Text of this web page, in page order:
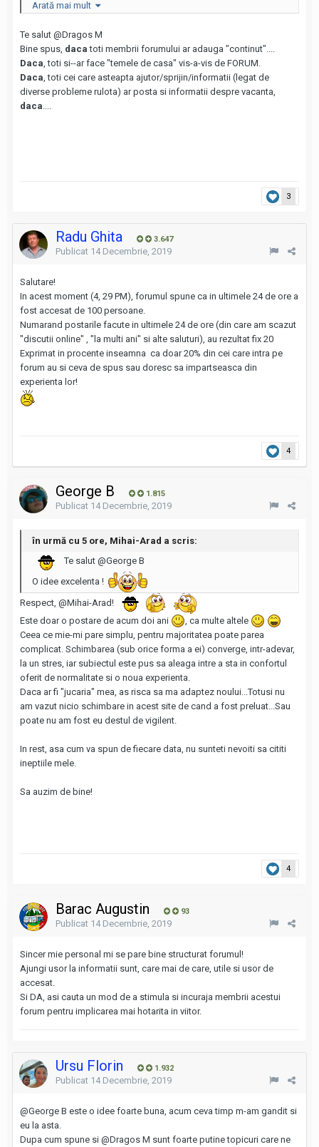
Arată mai mult
Te salut @Dragos M
Bine spus, daca toti membrii forumului ar adauga "continut"....
Daca , toti si--ar face "temele de casa" vis-a-vis de FORUM.
Daca , toti cei care asteapta ajutor/sprijin/informatii (legat de
diverse probleme rulota) ar posta si informatii despre vacanta,
daca
3
Radu Ghita 3.647
Publicat 14 Decembrie, 2019
Salutare!
In acest moment (4, 29 PM), forumul spune ca in ultimele 24 de ore a
fost accesat de 100 persoane.
Numarand postarile facute in ultimele 24 de ore (din care am scazut
"discutii online" , "la multi ani" si alte saluturi), au rezultat fix 20
Exprimat in procente inseamna ca doar 20% din cei care intra pe
forum au si ceva de spus sau doresc sa impartseasca din
experienta lor!
4
George B 1.815
Publicat 14 Decembrie, 2019
în urmă cu 5 ore, Mihai-Arad a scris:
Te salut @George B
O idee excelenta !
Respect, @Mihai-Arad!
Este doar o postare de acum doi ani
, ca multe altele
Ceea ce mie-mi pare simplu, pentru majoritatea poate parea
complicat. Schimbarea (sub orice forma a ei) converge, intr-adevar,
la un stres, iar subiectul este pus sa aleaga intre a sta in confortul
oferit de normalitate si o noua experienta.
Daca ar fi "jucaria" mea, as risca sa ma adaptez noului...Totusi nu
am vazut nicio schimbare in acest site de cand a fost preluat...Sau
poate nu am fost eu destul de vigilent.
In rest, asa cum va spun de fiecare data, nu sunteti nevoiti sa cititi
ineptiile mele.
Sa auzim de bine!
4
Barac Augustin 93
Publicat 14 Decembrie, 2019
Sincer mie personal mi se pare bine structurat forumul!
Ajungi usor la informatii sunt, care mai de care, utile si usor de
accesat.
Si DA, asi cauta un mod de a stimula si incuraja membrii acestui
forum pentru implicarea mai hotarita in viitor.
Ursu Florin 1.932
Publicat 14 Decembrie, 2019
@George B este o idee foarte buna, acum ceva timp m-am gandit si
eu la asta.
Dupa cum spune si @Dragos M sunt foarte putine topicuri care ne